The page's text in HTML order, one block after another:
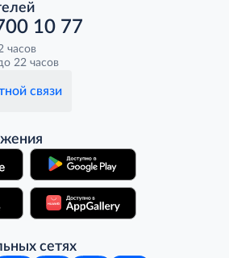
10 77
часов
22 часов
связи
сетях